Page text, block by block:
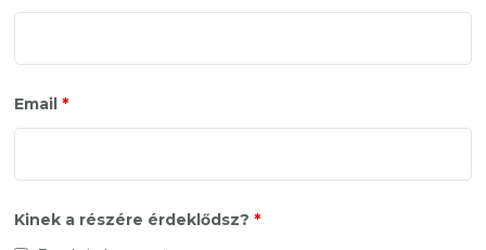
Email *
Kinek a részére érdeklődsz? *